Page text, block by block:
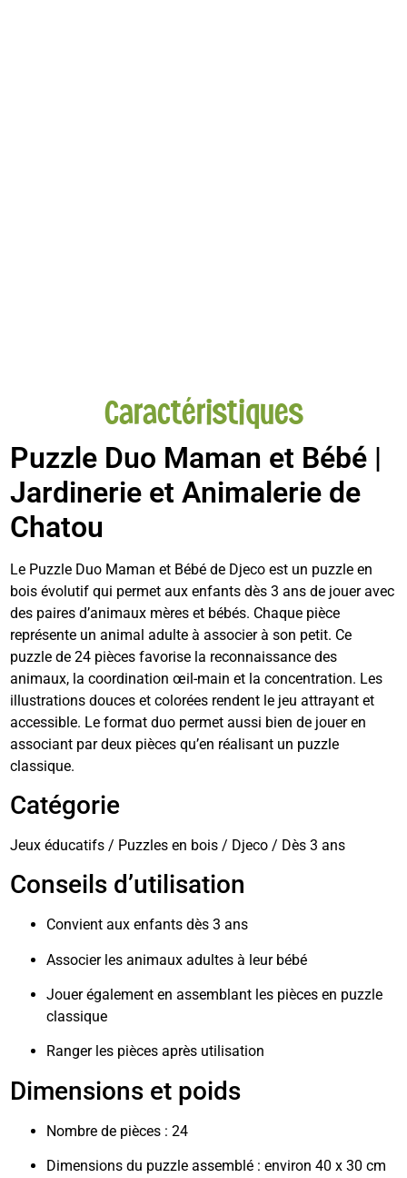
Caractéristiques
Puzzle Duo Maman et Bébé |
Jardinerie et Animalerie de
Chatou
Le Puzzle Duo Maman et Bébé de Djeco est un puzzle en
bois évolutif qui permet aux enfants dès 3 ans de jouer avec
des paires d’animaux mères et bébés. Chaque pièce
représente un animal adulte à associer à son petit. Ce
puzzle de 24 pièces favorise la reconnaissance des
animaux, la coordination œil-main et la concentration. Les
illustrations douces et colorées rendent le jeu attrayant et
accessible. Le format duo permet aussi bien de jouer en
associant par deux pièces qu’en réalisant un puzzle
classique.
Catégorie
Jeux éducatifs / Puzzles en bois / Djeco / Dès 3 ans
Conseils d’utilisation
Convient aux enfants dès 3 ans
Associer les animaux adultes à leur bébé
Jouer également en assemblant les pièces en puzzle
classique
Ranger les pièces après utilisation
Dimensions et poids
Nombre de pièces : 24
Dimensions du puzzle assemblé : environ 40 x 30 cm